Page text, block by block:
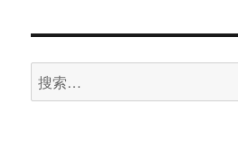
搜
索：